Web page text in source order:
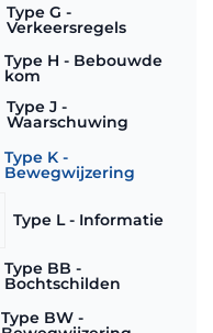
Type G -
Verkeersregels
Type H - Bebouwde
kom
Type J -
Waarschuwing
Type K -
Bewegwijzering
Type L - Informatie
Type BB -
Bochtschilden
Type BW -